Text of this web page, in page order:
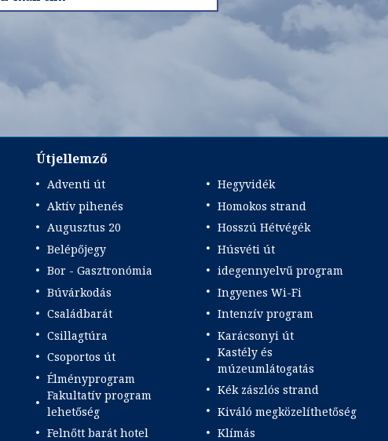
Útjellemző
Adventi út
Aktív pihenés
Augusztus 20
Belépőjegy
Bor - Gasztronómia
Búvárkodás
Családbarát
Csillagtúra
Csoportos út
Élményprogram
Fakultatív program
lehetőség
Felnőtt barát hotel
Hegyvidék
Homokos strand
Hosszú Hétvégék
Húsvéti út
idegennyelvű program
Ingyenes Wi-Fi
Intenzív program
Karácsonyi út
Kastély és
múzeumlátogatás
Kék zászlós strand
Kiváló megközelíthetőség
Klímás